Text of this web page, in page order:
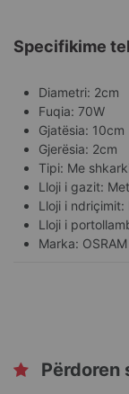
Specifikime
Diametri: 2cm
Fuqia: 70W
Gjatësia: 10cm
Gjerësia: 2cm
Tipi: Me
Lloji i gazit:
Lloji i ndriçimit:
Lloji i
Marka: OSRAM
Përdoren